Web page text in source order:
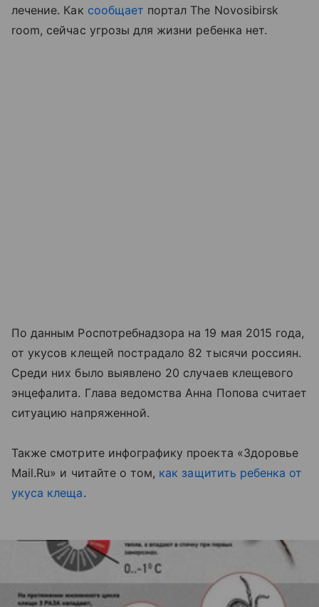
лечение. Как сообщает портал The Novosibirsk
room, сейчас угрозы для жизни ребенка нет.
По данным Роспотребнадзора на 19 мая 2015 года,
от укусов клещей пострадало 82 тысячи россиян.
Среди них было выявлено 20 случаев клещевого
энцефалита. Глава ведомства Анна Попова считает
ситуацию напряженной.
Также смотрите инфографику проекта «Здоровье
Mail.Ru» и читайте о том, как защитить ребенка от
укуса клеща.